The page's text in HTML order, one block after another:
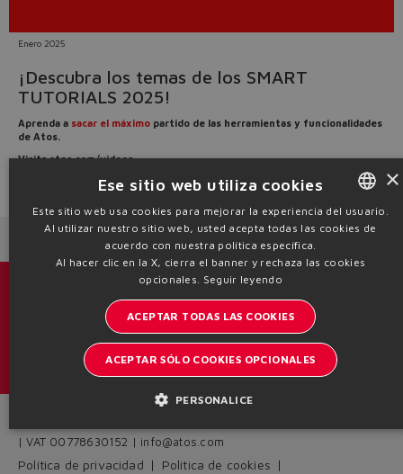
Enero 2025
¡Descubra los temas de los SMART
TUTORIALS 2025!
Aprenda a sacar el máximo partido de las herramientas y funcionalidades
de Atos.
Visitaatos.com/videos
Source: NW25-136
Manténgase informado del mundo Atos
Inscription à la newsletter
| VAT 00778630152 | info@atos.com
Política de privacidad Política de cookies
ENGLISH
ITALIAN
×
Ese sitio web utiliza cookies
Este sitio web usa cookies para mejorar la experiencia del usuario.
Al utilizar nuestro sitio web, usted acepta todas las cookies de
acuerdo con nuestra política específica.
Al hacer clic en la X, cierra el banner y rechaza las cookies
opcionales. Seguir leyendo
ACEPTAR TODAS LAS COOKIES
ACEPTAR SÓLO COOKIES OPCIONALES
PERSONALICE